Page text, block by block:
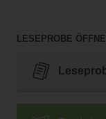
LESEPROBE